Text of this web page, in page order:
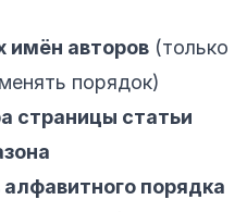
имён авторов (только
порядок)
страницы статьи
порядка